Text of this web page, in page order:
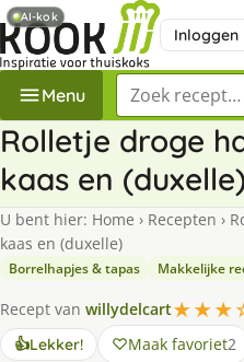
Inloggen
Menu Zoek een recept
Rolletje droge
kaas en (duxelle)
U bent hier: Home › Recepten ›
kaas en (duxelle)
Borrelhapjes & tapas Makkelijke
Recept van willydelcart
👍Lekker! Maak favoriet2
AI-kok